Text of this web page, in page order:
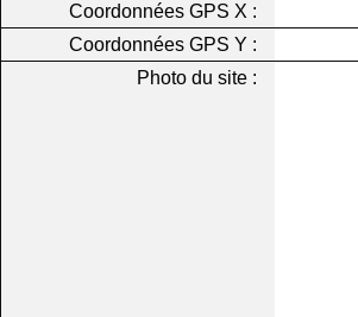
Coordonnées GPS X :
Coordonnées GPS Y :
Photo du site :